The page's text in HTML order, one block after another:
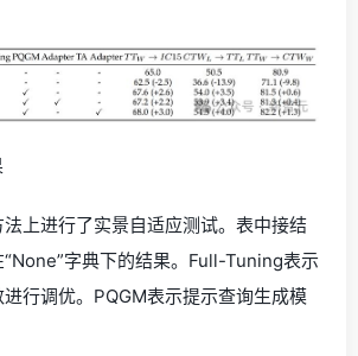
上进行了实景自适应测试。表中接结
字典下的结果。Full-Tuning表示
行调优。PQGM表示提示查询生成模